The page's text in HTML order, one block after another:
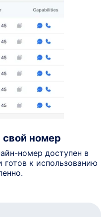
свой номер
номер доступен в
к использованию